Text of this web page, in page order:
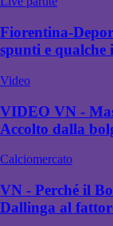
Fiorentina-
spunti e qualche
Video
VIDEO VN -
Accolto dalla
Calciomercato
VN - Perché il
Dallinga al